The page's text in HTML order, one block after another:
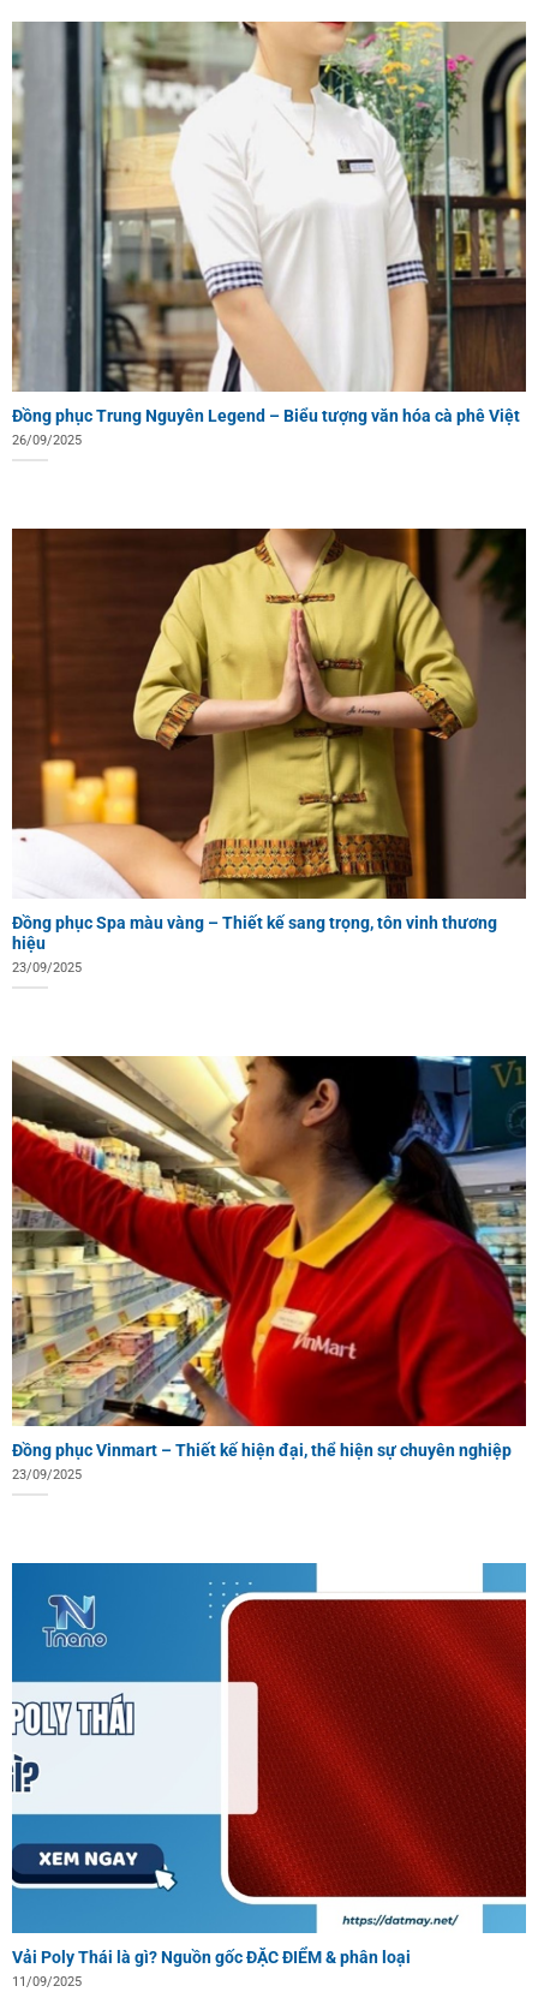
Đồng phục Trung Nguyên Legend – Biểu tượng văn hóa cà phê Việt
26/09/2025
Đồng phục Spa màu vàng – Thiết kế sang trọng, tôn vinh thương
hiệu
23/09/2025
Đồng phục Vinmart – Thiết kế hiện đại, thể hiện sự chuyên nghiệp
23/09/2025
Vải Poly Thái là gì? Nguồn gốc ĐẶC ĐIỂM & phân loại
11/09/2025